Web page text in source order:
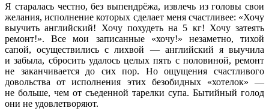
Я старалась честно, без выпендрёжа, извлечь из головы свои
желания, исполнение которых сделает меня счастливее: «Хочу
выучить английский! Хочу похудеть на 5 кг! Хочу затеять
ремонт!». Все мои записанные «хочу!» незаметно, тихой
сапой, осуществились с лихвой — английский я выучила
и забыла, сбросить удалось целых пять с половиной, ремонт
не заканчивается до сих пор. Но ощущения счастливого
довольства от исполнения этих безобидных «хотелок» —
не больше, чем от съеденной тарелки супа. Бытийный голод
они не удовлетворяют.